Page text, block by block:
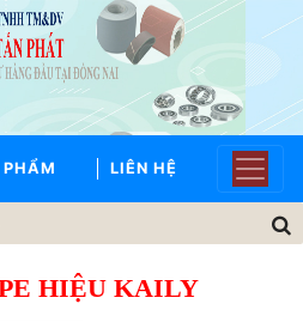
PHẨM LIÊN HỆ
HIỆU KAILY